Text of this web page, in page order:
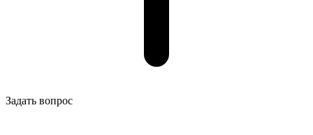
Задать вопрос